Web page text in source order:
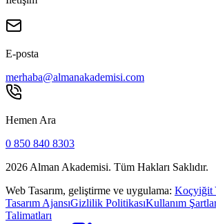
E-posta
merhaba@almanakademisi.com
Hemen Ara
0 850 840 8303
2026 Alman Akademisi. Tüm Hakları Saklıdır.
Web Tasarım, geliştirme ve uygulama: Koçyiğit
Tasarım AjansıGizlilik PolitikasıKullanım
Talimatları